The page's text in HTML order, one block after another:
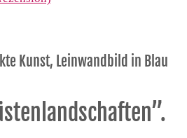
Kunst, Leinwandbild in Blau